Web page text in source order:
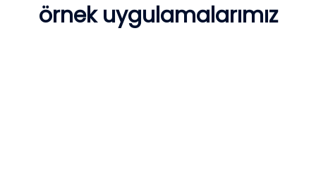
örnek uygulamalarımız